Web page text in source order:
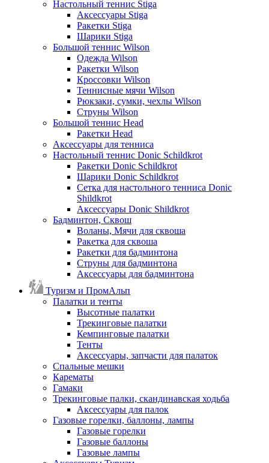
Настольный теннис Stiga
Аксессуары Stiga
Ракетки Stiga
Шарики Stiga
Большой теннис Wilson
Одежда Wilson
Ракетки Wilson
Кроссовки Wilson
Теннисные мячи Wilson
Рюкзаки, сумки, чехлы Wilson
Струны Wilson
Большой теннис Head
Ракетки Head
Аксессуары для тенниса
Настольный теннис Donic Schildkrot
Ракетки Donic Schildkrot
Шарики Donic Schildkrot
Сетка для настольного тенниса Donic
Shildkrot
Аксессуары Donic Shildkrot
Бадминтон, Сквош
Воланы, Мячи для сквоша
Ракетка для сквоша
Ракетки для бадминтона
Струны для бадминтона
Аксессуары для бадминтона
Туризм и ПромАльп
Палатки и тенты
Высотные палатки
Трекинговые палатки
Кемпинговые палатки
Тенты
Аксессуары, запчасти для палаток
Спальные мешки
Карематы
Гамаки
Трекинговые палки, скандинавская ходьба
Аксессуары для палок
Газовые горелки, баллоны, лампы
Газовые горелки
Газовые баллоны
Газовые лампы